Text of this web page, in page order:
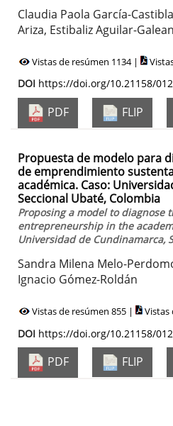
Claudia Paola García-
Ariza, Estibaliz Aguilar-
Vistas de resúmen 1134 |
DOI https://doi.org/10.21158/
PDF FLIP
Propuesta de modelo para
de emprendimiento
académica. Caso:
Seccional Ubaté, Colombia
Proposing a model to diagnose
entrepreneurship in the
Universidad de Cundinamarca,
Sandra Milena Melo-
Ignacio Gómez-Roldán
Vistas de resúmen 855 | Vistas
DOI https://doi.org/10.21158/
PDF FLIP